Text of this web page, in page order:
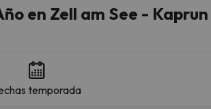
en Zell am See - Kaprun
temporada